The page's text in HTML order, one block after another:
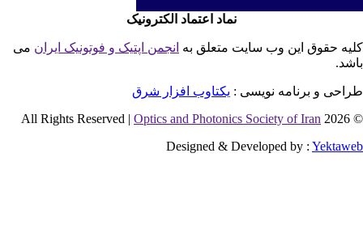
نماد اعتماد الکترونیک
حقوق این وب سایت متعلق بهانجمن اپتیک و فوتونیک ایران می
و برنامه نویسی : یکتاوب افزار شرق
©
Optics and Photonics Society of Iran
Designed & Developed by :